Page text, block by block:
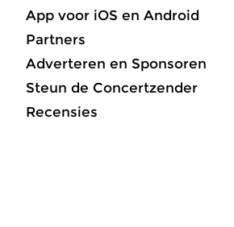
App voor iOS en Android
Partners
Adverteren en Sponsoren
Steun de Concertzender
Recensies